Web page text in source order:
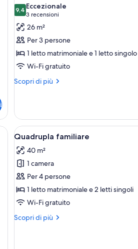
foto
per
Camera
Classic
con
letto
matrimoniale
letti
singoli
9,49,4 su 10
Eccezionale
3 recensioni
(3
recensioni)
26 m²
Per 3 persone
1 letto matrimoniale e 1 letto
Wi-Fi gratuito
Scopri di più
Altri
Classic
con
letto
matrimoniale
o
2
letti
singoli
bianche, due comodini con lampade e un
Apri
tutte
le
foto
per
Quadrupla
familiare
5
Quadrupla familiare
40 m²
1 camera
Per 4 persone
1 letto matrimoniale e 2 letti singoli
Wi-Fi gratuito
Scopri di più
Altri